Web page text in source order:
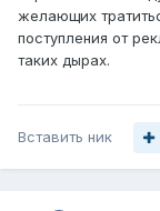
желающих
поступления от
таких дырах.
Вставить ник